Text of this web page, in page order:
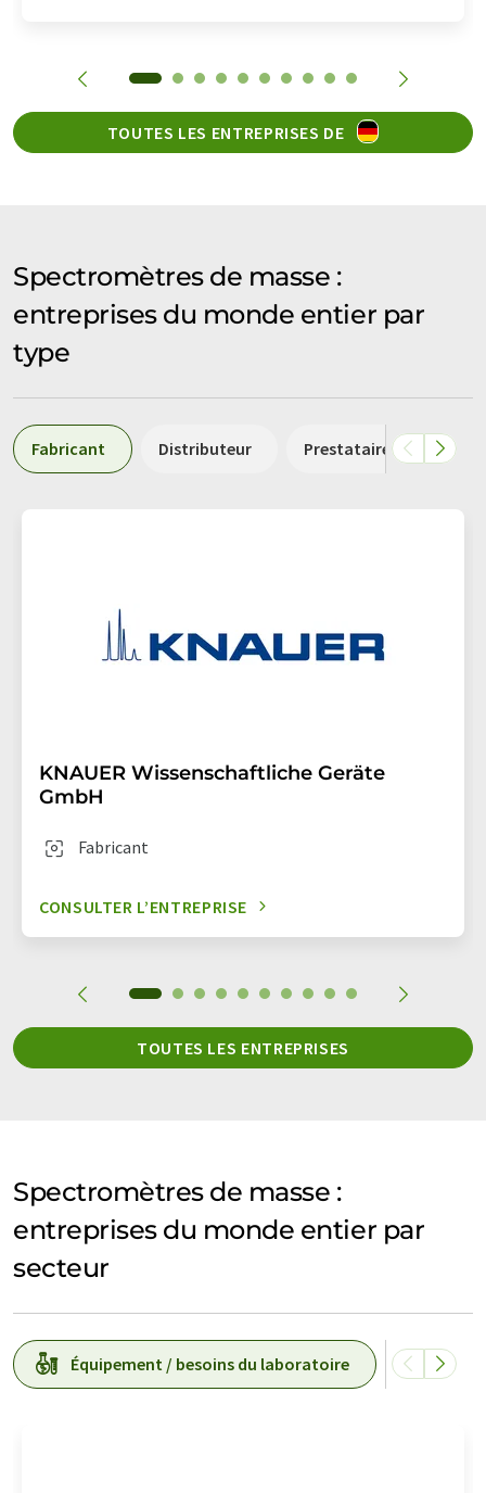
TOUTES LES ENTREPRISES DE
Spectromètres de masse :
entreprises du monde entier par
type
Fabricant Distributeur Prestataire de services
KNAUER Wissenschaftliche Geräte
GmbH
Fabricant
CONSULTER L’ENTREPRISE
TOUTES LES ENTREPRISES
Spectromètres de masse :
entreprises du monde entier par
secteur
Équipement / besoins du laboratoire